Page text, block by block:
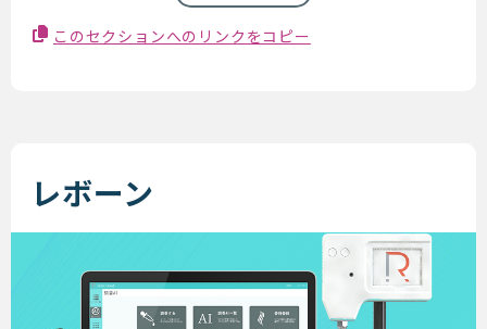
このセクションへのリンクをコピー
レボーン